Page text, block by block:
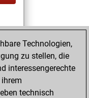
a
Technologien,
zu stellen, die
interessengerechte
technisch